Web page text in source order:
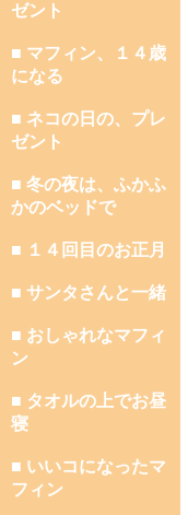
ゼント
■ マフィン、１４歳
になる
■ ネコの日の、プレ
ゼント
■ 冬の夜は、ふかふ
かのベッドで
■ １４回目のお正月
■ サンタさんと一緒
■ おしゃれなマフィ
ン
■ タオルの上でお昼
寝
■ いいコになったマ
フィン